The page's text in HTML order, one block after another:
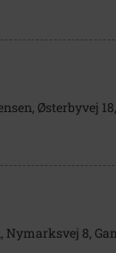
Østerbyvej
8,